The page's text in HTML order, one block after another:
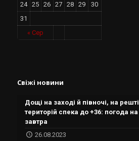
« Сер
24
25 26 27 28 29
30
31
Свіжі новини
Дощі на заході й півночі, на решті
територій спека до +36: погода на
завтра
26.08.2023